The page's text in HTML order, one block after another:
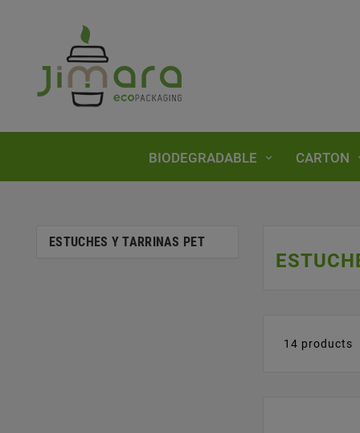
BIODEGRADABLE CARTON
ESTUCHES Y TARRINAS PET
14 products